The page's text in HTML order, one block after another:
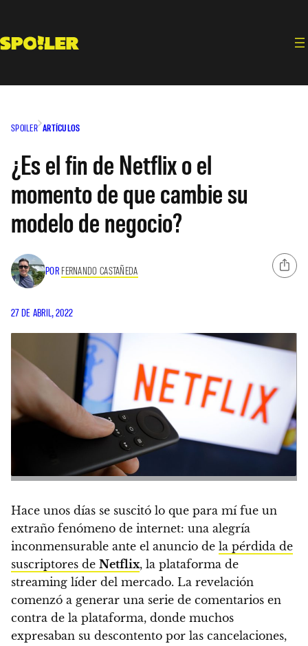
contenido
SPOILER ARTÍCULOS
¿Es el fin de Netflix o el
momento de que cambie su
modelo de negocio?
POR FERNANDO CASTAÑEDA
27 DE ABRIL, 2022
Hace unos días se suscitó lo que para mí fue un
extraño fenómeno de internet: una alegría
inconmensurable ante el anuncio de la pérdida de
suscriptores de Netflix, la plataforma de
streaming líder del mercado. La revelación
comenzó a generar una serie de comentarios en
contra de la plataforma, donde muchos
expresaban su descontento por las cancelaciones,